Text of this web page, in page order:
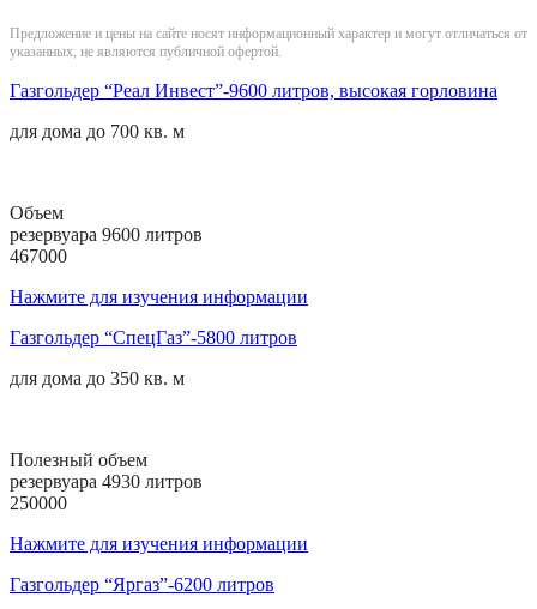
Предложение и цены на сайте носят информационный характер и могут отличаться от
указанных, не являются публичной офертой.
Газгольдер “Реал Инвест”-9600 литров, высокая горловина
для дома до 700 кв. м
Объем
резервуара 9600 литров
467000
Нажмите для изучения информации
Газгольдер “СпецГаз”-5800 литров
для дома до 350 кв. м
Полезный объем
резервуара 4930 литров
250000
Нажмите для изучения информации
Газгольдер “Яргаз”-6200 литров